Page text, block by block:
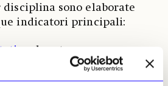
disciplina sono elaborate
indicatori principali:
: basato su un
oltre 150mila
viene chiesto di indicare